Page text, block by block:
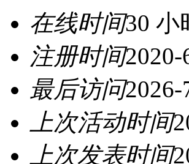
在线时间30 小
注册时间2020-
最后访问2026-
上次活动时间
上次发表时间